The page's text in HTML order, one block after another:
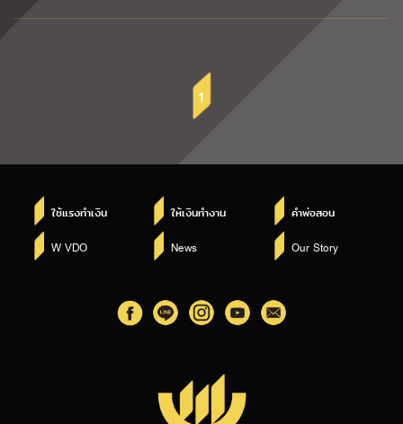
1
ใช้แรงทำเงิน ให้เงินทำงาน คำพ่อสอน
W VDO News Our Story